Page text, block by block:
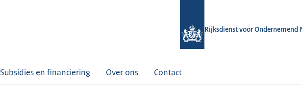
Rijksdienst voor Ondernemend
Subsidies en financiering Over ons Contact